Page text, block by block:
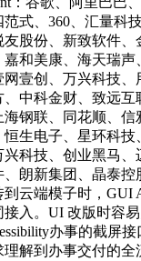
式、360、汇量科
股份、新致软件、
和美康、海天瑞声
壹创、万兴科技、
中科金财、致远互
海钢联、同花顺、
生电子、星环科技
兴科技、创业黑马
朗新集团、晶泰
云端模子时，GUI
入。UI 改版时容
办事的截屏
理解到办事交付的